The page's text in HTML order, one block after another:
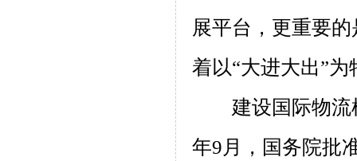
展平台，更重要
着以“大进大出”
建设国际物
年9月，国务院批